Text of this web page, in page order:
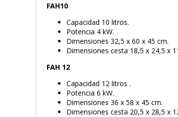
FAH10
Capacidad 10 litros.
Potencia 4 kW.
Dimensiones 32,5 x 60 x 45 cm.
Dimensiones cesta 18,5 x 24,5 x
FAH 12
Capacidad 12 litros .
Potencia 6 kW.
Dimensiones 36 x 58 x 45 cm.
Dimensiones cesta 20,5 x 28,5 x